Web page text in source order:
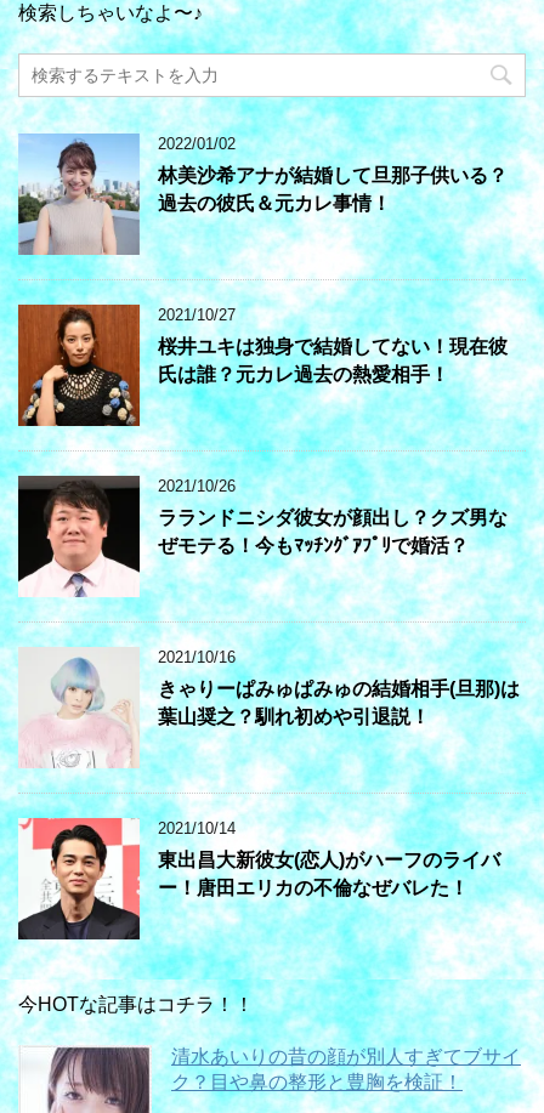
検索しちゃいなよ〜♪
2022/01/02
林美沙希アナが結婚して旦那子供いる？
過去の彼氏＆元カレ事情！
2021/10/27
桜井ユキは独身で結婚してない！現在彼
氏は誰？元カレ過去の熱愛相手！
2021/10/26
ラランドニシダ彼女が顔出し？クズ男な
ぜモテる！今もﾏｯﾁﾝｸﾞｱﾌﾟﾘで婚活？
2021/10/16
きゃりーぱみゅぱみゅの結婚相手(旦那)は
葉山奨之？馴れ初めや引退説！
2021/10/14
東出昌大新彼女(恋人)がハーフのライバ
ー！唐田エリカの不倫なぜバレた！
今HOTな記事はコチラ！！
清水あいりの昔の顔が別人すぎてブサイ
ク？目や鼻の整形と豊胸を検証！